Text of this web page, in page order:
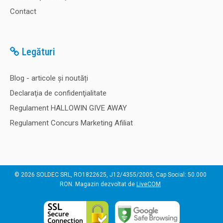
Comparaţie
Set 5 capsule propolis BIO, pentru difuzoarele de propolis.
Capsula este de unica folosinta, din sticla, contine propolis
bio solid si are o durata de 122 de ore. Acest produs poate
fi achizitionat si prin SEAP. Cost transport: pentru comenzi
de peste 200 RON, transportul este gratuit..
Contact
Legături
Blog - articole și noutăți
Declaraţia de confidenţialitate
Regulament HALLOWIN GIVE AWAY
Regulament Concurs Marketing Afiliat
© 2026 SOLDEC SRL, RO1822625, J12/4355/2005, Cap Social: 50.000
RON. Magazin dezvoltat de LiveCOM